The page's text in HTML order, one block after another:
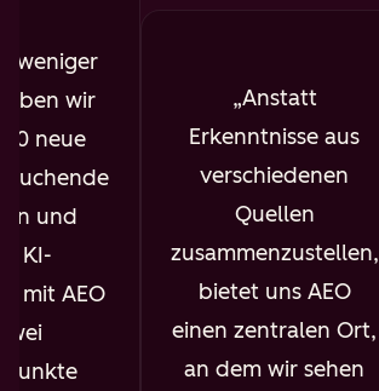
weniger
wir
neue
und
KI-
mit AEO
Anstatt
Erkenntnisse aus
verschiedenen
Quellen
zusammenzustellen,
bietet uns AEO
einen zentralen Ort,
an dem wir sehen